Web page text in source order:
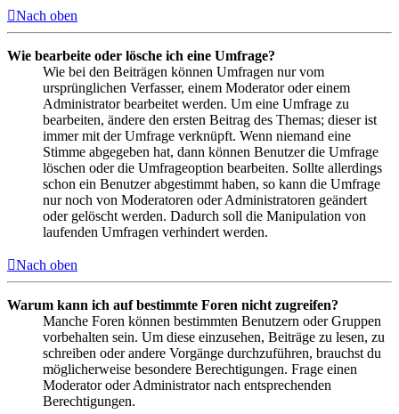
Nach oben
Wie bearbeite oder lösche ich eine Umfrage?
Wie bei den Beiträgen können Umfragen nur vom
ursprünglichen Verfasser, einem Moderator oder einem
Administrator bearbeitet werden. Um eine Umfrage zu
bearbeiten, ändere den ersten Beitrag des Themas; dieser ist
immer mit der Umfrage verknüpft. Wenn niemand eine
Stimme abgegeben hat, dann können Benutzer die Umfrage
löschen oder die Umfrageoption bearbeiten. Sollte allerdings
schon ein Benutzer abgestimmt haben, so kann die Umfrage
nur noch von Moderatoren oder Administratoren geändert
oder gelöscht werden. Dadurch soll die Manipulation von
laufenden Umfragen verhindert werden.
Nach oben
Warum kann ich auf bestimmte Foren nicht zugreifen?
Manche Foren können bestimmten Benutzern oder Gruppen
vorbehalten sein. Um diese einzusehen, Beiträge zu lesen, zu
schreiben oder andere Vorgänge durchzuführen, brauchst du
möglicherweise besondere Berechtigungen. Frage einen
Moderator oder Administrator nach entsprechenden
Berechtigungen.